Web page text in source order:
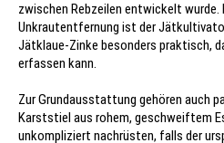
zwischen Rebzeilen entwickelt wurde.
Unkrautentfernung ist der
Jätklaue-Zinke besonders praktisch,
erfassen kann.
Zur Grundausstattung gehören auch
Karststiel aus rohem, geschweiftem
unkompliziert nachrüsten, falls der